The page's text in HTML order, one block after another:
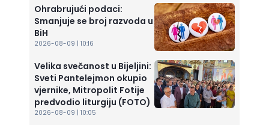
Ohrabrujući podaci:
Smanjuje se broj razvoda u
BiH
2026-08-09 | 10:16
Velika svečanost u Bijeljini:
Sveti Pantelejmon okupio
vjernike, Mitropolit Fotije
predvodio liturgiju (FOTO)
2026-08-09 | 10:05